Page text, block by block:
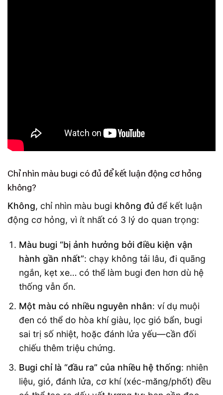
Chỉ nhìn màu bugi có đủ để kết luận động cơ hỏng
không?
Không, chỉ nhìn màu bugi không đủ để kết luận
động cơ hỏng, vì ít nhất có 3 lý do quan trọng:
Màu bugi “bị ảnh hưởng bởi điều kiện vận
hành gần nhất”: chạy không tải lâu, đi quãng
ngắn, kẹt xe… có thể làm bugi đen hơn dù hệ
thống vẫn ổn.
Một màu có nhiều nguyên nhân: ví dụ muội
đen có thể do hòa khí giàu, lọc gió bẩn, bugi
sai trị số nhiệt, hoặc đánh lửa yếu—cần đối
chiếu thêm triệu chứng.
Bugi chỉ là “đầu ra” của nhiều hệ thống: nhiên
liệu, gió, đánh lửa, cơ khí (xéc-măng/phốt) đều